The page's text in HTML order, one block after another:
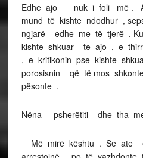
Edhe ajo nuk i foli më .
mund të kishte ndodhur ,
ngjarë edhe me të tjerë .
kishte shkuar te ajo , e
, e kritikonin pse kishte
porosisnin që të mos
pësonte .
Nëna psherëtiti dhe tha
_ Më mirë kështu . Se ate